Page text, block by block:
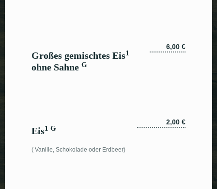
Großes gemischtes Eis1
ohne Sahne G
6,00 €
Eis1 G
( Vanille, Schokolade oder Erdbeer)
2,00 €